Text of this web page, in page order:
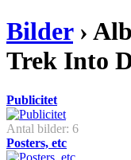
Bilder›
Trek Into
Publicitet
Antal bilder: 6
Posters, etc